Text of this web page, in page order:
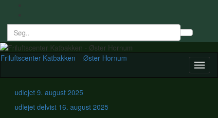
form
Search
for:
Friluftscenter Katbakken – Øster Hornum
udlejet 9. august 2025
udlejet delvist 16. august 2025